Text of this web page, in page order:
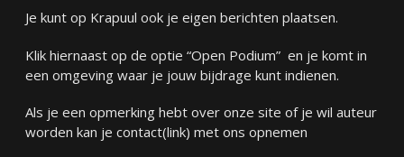
Je kunt op Krapuul ook je eigen berichten plaatsen.
Klik hiernaast op de optie “Open Podium” en je komt in
een omgeving waar je jouw bijdrage kunt indienen.
Als je een opmerking hebt over onze site of je wil auteur
worden kan je contact(link) met ons opnemen